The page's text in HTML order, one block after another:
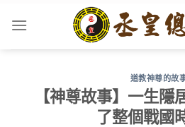
道教神尊的故
【神尊故事】一生隱
了整個戰國